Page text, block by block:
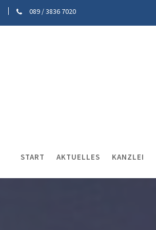
089 / 3836 7020
START AKTUELLES KANZLEI